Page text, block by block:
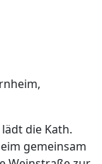
die Kath.
gemeinsam